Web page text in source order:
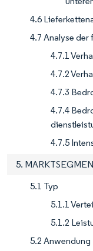
4.6
4.7 Analyse der
4.7.1
4.7.2
4.7.3
4.7.4
4.7.5
5.
5.1 Typ
5.1.1
5.1.2
5.2 Anwendung